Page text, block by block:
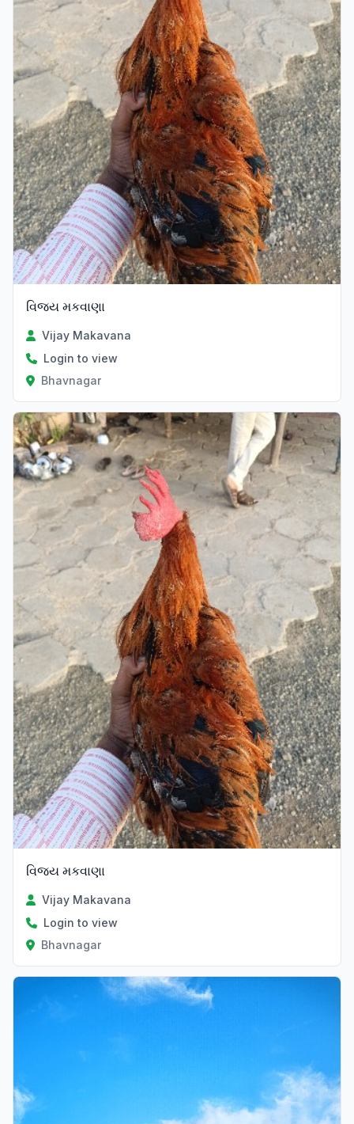
વિજય મકવાણા
Vijay Makavana
Login to view
Bhavnagar
વિજય મકવાણા
Vijay Makavana
Login to view
Bhavnagar